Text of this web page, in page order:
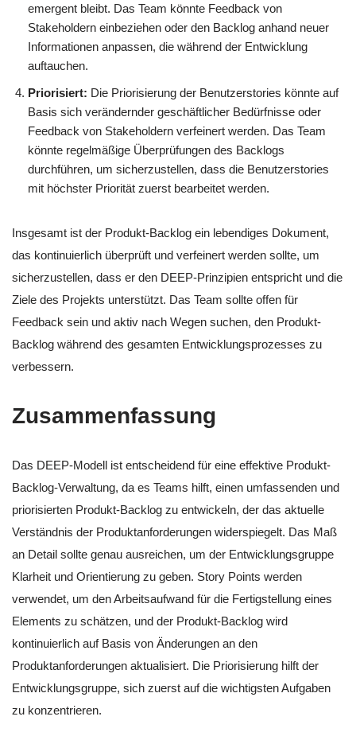
emergent bleibt. Das Team könnte Feedback von
Stakeholdern einbeziehen oder den Backlog anhand neuer
Informationen anpassen, die während der Entwicklung
auftauchen.
Priorisiert: Die Priorisierung der Benutzerstories könnte auf
Basis sich verändernder geschäftlicher Bedürfnisse oder
Feedback von Stakeholdern verfeinert werden. Das Team
könnte regelmäßige Überprüfungen des Backlogs
durchführen, um sicherzustellen, dass die Benutzerstories
mit höchster Priorität zuerst bearbeitet werden.
Insgesamt ist der Produkt-Backlog ein lebendiges Dokument,
das kontinuierlich überprüft und verfeinert werden sollte, um
sicherzustellen, dass er den DEEP-Prinzipien entspricht und die
Ziele des Projekts unterstützt. Das Team sollte offen für
Feedback sein und aktiv nach Wegen suchen, den Produkt-
Backlog während des gesamten Entwicklungsprozesses zu
verbessern.
Zusammenfassung
Das DEEP-Modell ist entscheidend für eine effektive Produkt-
Backlog-Verwaltung, da es Teams hilft, einen umfassenden und
priorisierten Produkt-Backlog zu entwickeln, der das aktuelle
Verständnis der Produktanforderungen widerspiegelt. Das Maß
an Detail sollte genau ausreichen, um der Entwicklungsgruppe
Klarheit und Orientierung zu geben. Story Points werden
verwendet, um den Arbeitsaufwand für die Fertigstellung eines
Elements zu schätzen, und der Produkt-Backlog wird
kontinuierlich auf Basis von Änderungen an den
Produktanforderungen aktualisiert. Die Priorisierung hilft der
Entwicklungsgruppe, sich zuerst auf die wichtigsten Aufgaben
zu konzentrieren.